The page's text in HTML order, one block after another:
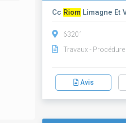
Cc Riom Limagne Et
63201
Travaux -
Avis